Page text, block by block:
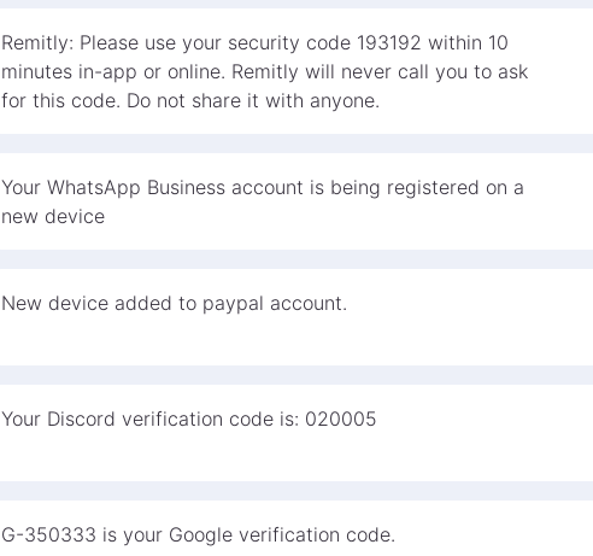
Remitly: Please use your security code 193192 within 10
minutes in-app or online. Remitly will never call you to ask
for this code. Do not share it with anyone.
Your WhatsApp Business account is being registered on a
new device
New device added to paypal account.
Your Discord verification code is: 020005
G-350333 is your Google verification code.